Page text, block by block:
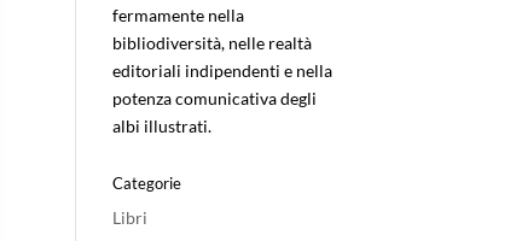
fermamente nella
bibliodiversità, nelle realtà
editoriali indipendenti e nella
potenza comunicativa degli
albi illustrati.
Categorie
Libri